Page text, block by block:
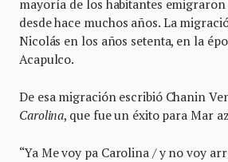
mayoría de los habitantes emigraron
desde hace muchos años. La
Nicolás en los años setenta, en la
Acapulco.
De esa migración escribió Chanin
Carolina, que fue un éxito para Mar
“Ya Me voy pa Carolina / y no voy